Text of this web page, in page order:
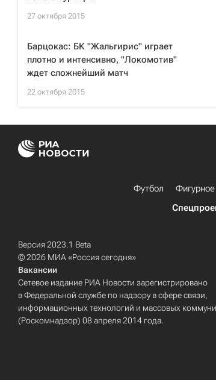
27 октября 2015
Барцокас: БК "Жальгирис" играет
плотно и интенсивно, "Локомотив"
ждет сложнейший матч
22 октября 2015
Футбол
Версия 2023.1 Beta
© 2026 МИА «Россия сегодня»
Вакансии
Сетевое издание РИА Новости зарегистрировано
в Федеральной службе по надзору в сфере связи,
информационных технологий и массовых
(Роскомнадзор) 08 апреля 2014 года.